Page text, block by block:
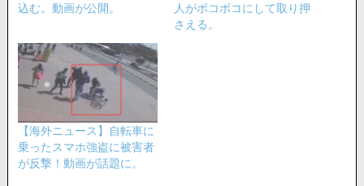
込む。動画が公開。
人がボコボコにして取り押
さえる。
【海外ニュース】自転車に
乗ったスマホ強盗に被害者
が反撃！動画が話題に。